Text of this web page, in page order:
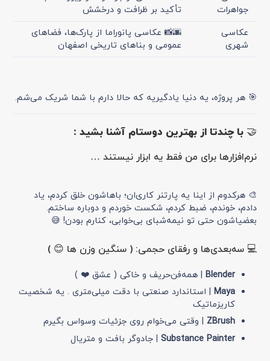
جواهرات
تأکید بر ظرافت و درخشش
عکاسی
شهری
🌆📸 عکاسی پانوراما از پارک‌ها، فضاهای
عمومی و بناهای تاریخی اصفهان
🎯 هر پروژه، یه دنیا یادگیریه که حالا دارم با شما شریک می‌شم.
🤝 با چندتا از بهترین دوستام آشنا بشید :
نرم‌افزارها برای من فقط یه ابزار نیستند …
🎨 هرکدوم از اینا یه پارتنر کاری‌ان؛ باهاشون خلق کردم، یاد
دادم، خوندم، ضبط کردم، شکست خوردم و دوباره ساختم.
بعضیاشون حتی تو نیمه‌شبای بی‌خوابی، کنارم بودن! 😅
💻 سه‌بعدی‌ها و رفقای حجمی: ( سنگین وزن ها 😊 )
Blender| همه‌فن‌حریف و خاکی ( عشق ❤️ )
Maya| استاندارد صنعتی با دقت میلی‌متری . یه شخصیت
کاریزماتیک
ZBrush | وقتی می‌خوام روی جزئیات وسواس بگیرم
Substance Painter| جادوگر بافت و متریال